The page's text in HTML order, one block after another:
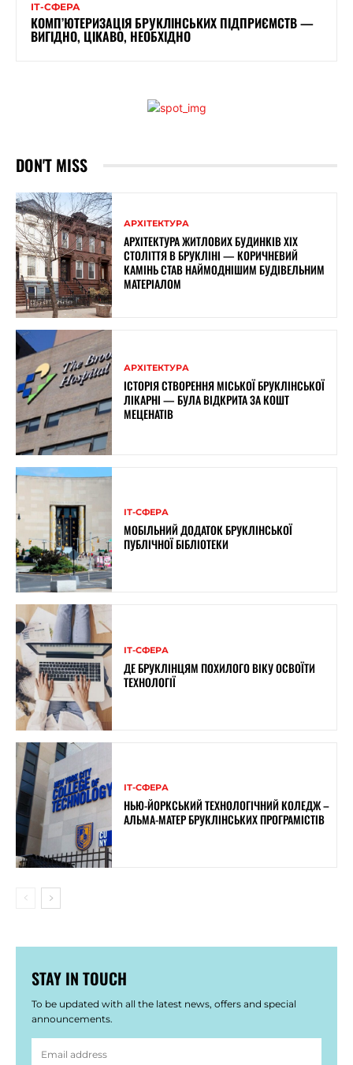
ІТ-СФЕРА
КОМП’ЮТЕРИЗАЦІЯ БРУКЛІНСЬКИХ ПІДПРИЄМСТВ —
ВИГІДНО, ЦІКАВО, НЕОБХІДНО
DON'T MISS
АРХІТЕКТУРА
АРХІТЕКТУРА ЖИТЛОВИХ БУДИНКІВ ХІХ
СТОЛІТТЯ В БРУКЛІНІ — КОРИЧНЕВИЙ
КАМІНЬ СТАВ НАЙМОДНІШИМ БУДІВЕЛЬНИМ
МАТЕРІАЛОМ
АРХІТЕКТУРА
ІСТОРІЯ СТВОРЕННЯ МІСЬКОЇ БРУКЛІНСЬКОЇ
ЛІКАРНІ — БУЛА ВІДКРИТА ЗА КОШТ
МЕЦЕНАТІВ
ІТ-СФЕРА
МОБІЛЬНИЙ ДОДАТОК БРУКЛІНСЬКОЇ
ПУБЛІЧНОЇ БІБЛІОТЕКИ
ІТ-СФЕРА
ДЕ БРУКЛІНЦЯМ ПОХИЛОГО ВІКУ ОСВОЇТИ
ТЕХНОЛОГІЇ
ІТ-СФЕРА
НЬЮ-ЙОРКСЬКИЙ ТЕХНОЛОГІЧНИЙ КОЛЕДЖ –
АЛЬМА-МАТЕР БРУКЛІНСЬКИХ ПРОГРАМІСТІВ
STAY IN TOUCH
To be updated with all the latest news, offers and special
announcements.